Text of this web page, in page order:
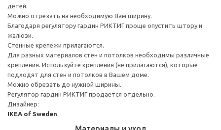
детей.
Можно отрезать на необходимую Вам ширину.
Благодаря регулятору гардин РИКТИГ проще опустить штору и
жалюзи.
Стенные крепежи прилагаются.
Для разных материалов стен и потолков необходимы различные
крепления. Используйте крепления (не прилагаются), которые
подходят для стен и потолков в Вашем доме.
Можно обрезать до нужной ширины.
Регулятор гардин РИКТИГ продается отдельно.
Дизайнер:
IKEA of Sweden